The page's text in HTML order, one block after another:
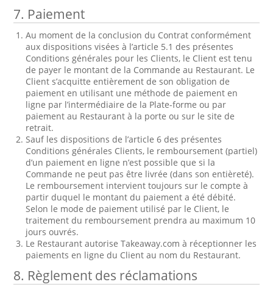
7. Paiement
Au moment de la conclusion du Contrat conformément
aux dispositions visées à l’article 5.1 des présentes
Conditions générales pour les Clients, le Client est tenu
de payer le montant de la Commande au Restaurant. Le
Client s’acquitte entièrement de son obligation de
paiement en utilisant une méthode de paiement en
ligne par l’intermédiaire de la Plate-forme ou par
paiement au Restaurant à la porte ou sur le site de
retrait.
Sauf les dispositions de l’article 6 des présentes
Conditions générales Clients, le remboursement (partiel)
d’un paiement en ligne n’est possible que si la
Commande ne peut pas être livrée (dans son entièreté).
Le remboursement intervient toujours sur le compte à
partir duquel le montant du paiement a été débité.
Selon le mode de paiement utilisé par le Client, le
traitement du remboursement prendra au maximum 10
jours ouvrés.
Le Restaurant autorise Takeaway.com à réceptionner les
paiements en ligne du Client au nom du Restaurant.
8. Règlement des réclamations